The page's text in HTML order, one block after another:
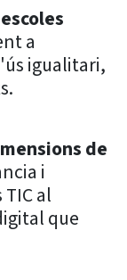
a
igualitari,
de
i
al
que